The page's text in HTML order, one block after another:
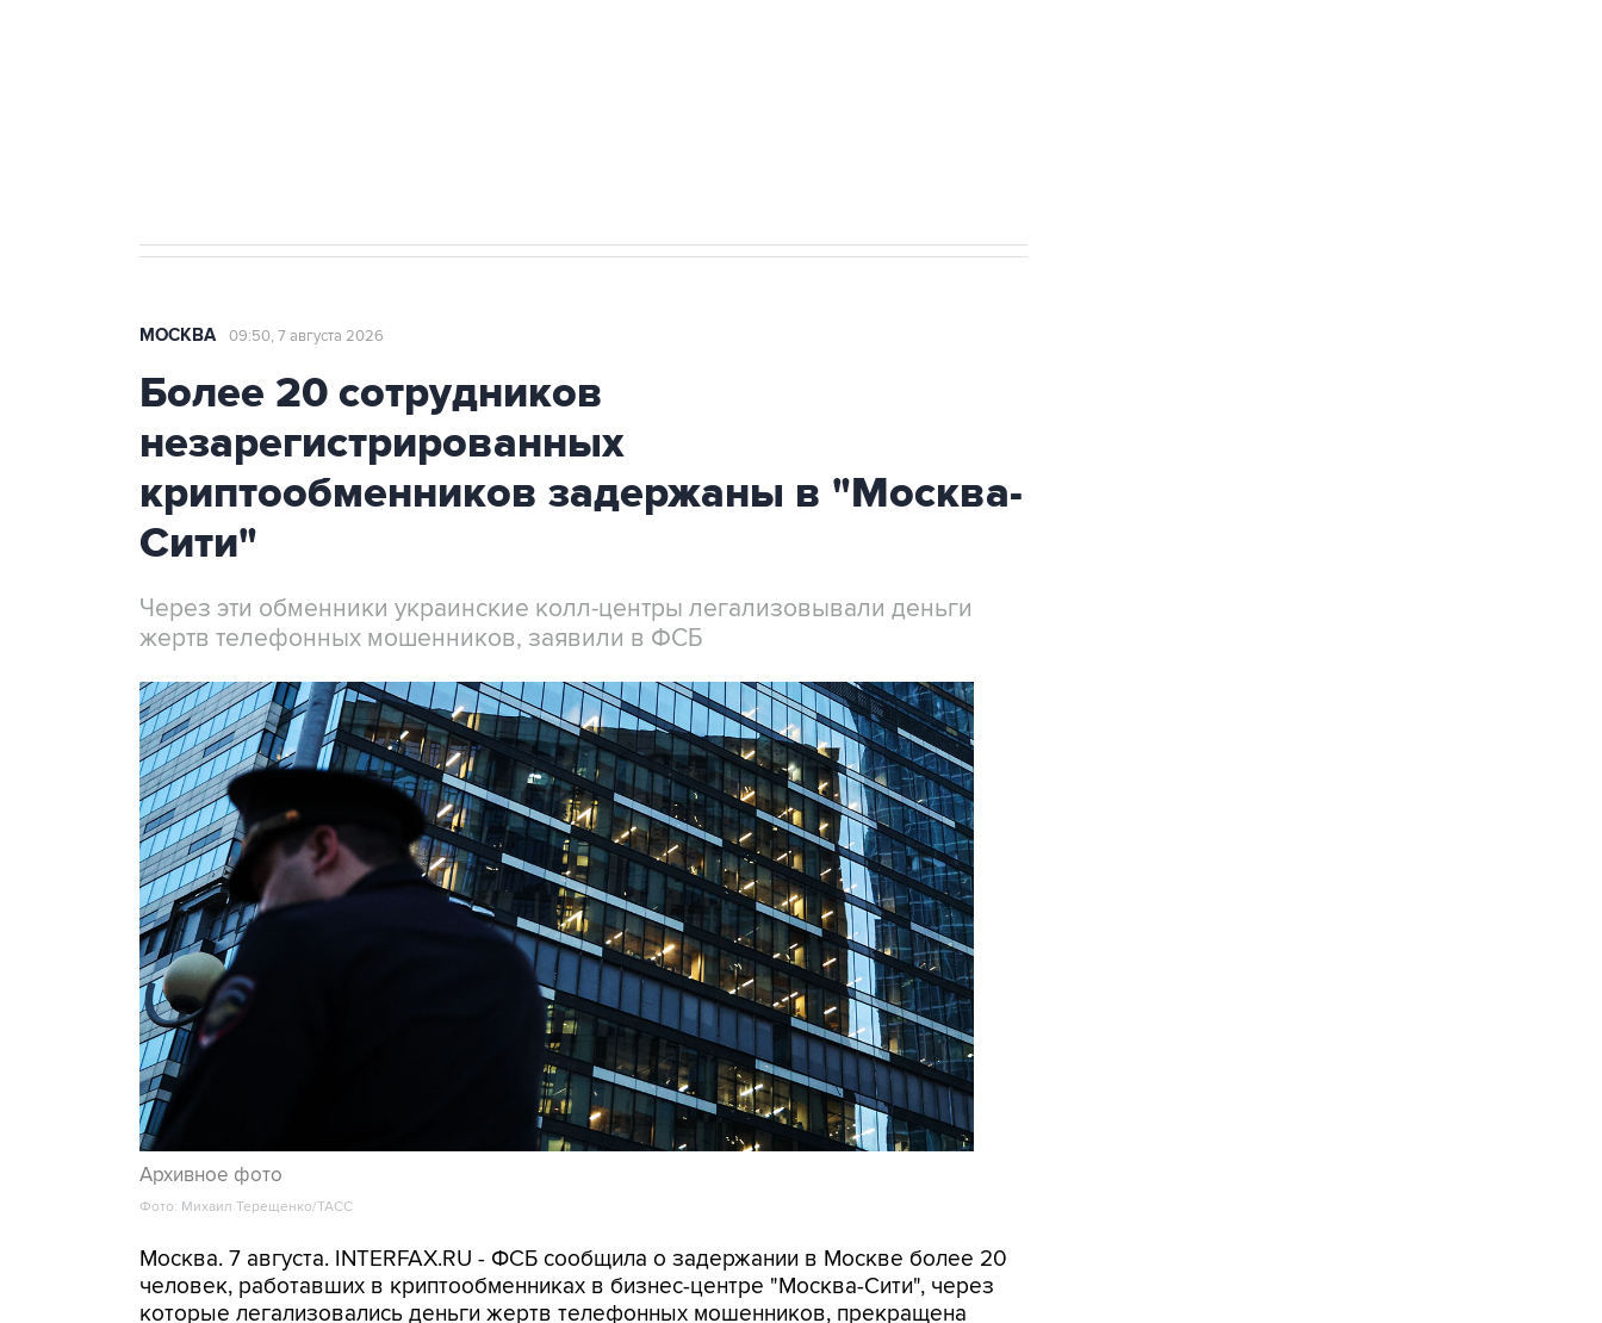
МОСКВА 09:50, 7 августа 2026
Более 20 сотрудников
незарегистрированных
криптообменников задержаны в "Москва-
Сити"
Через эти обменники украинские колл-центры легализовывали деньги
жертв телефонных мошенников, заявили в ФСБ
Архивное фото
Фото: Михаил Терещенко/ТАСС
Москва. 7 августа. INTERFAX.RU - ФСБ сообщила о задержании в Москве более 20
человек, работавших в криптообменниках в бизнес-центре "Москва-Сити", через
которые легализовались деньги жертв телефонных мошенников, прекращена